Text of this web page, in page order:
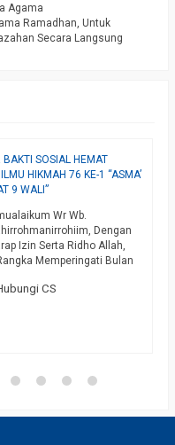
Agama
Ramadhan, Untuk
Secara Langsung
BAKTI SOSIAL HEMAT
HIKMAH 76 KE-1 “ASMA’
9 WALI”
Wr Wb.
Dengan
Izin Serta Ridho Allah,
Memperingati Bulan
Ini, Insya Allah Mulai Tgl
Ini… selengkapnya
CS